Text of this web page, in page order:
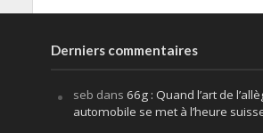
Derniers commentaires
seb dans 66g : Quand l’art de
automobile se met à l’heure